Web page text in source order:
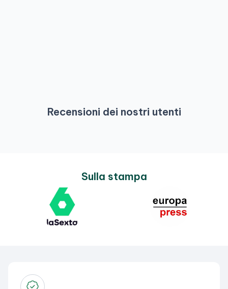
Recensioni dei nostri utenti
Sulla stampa